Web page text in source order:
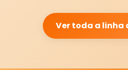
Ver toda a linha